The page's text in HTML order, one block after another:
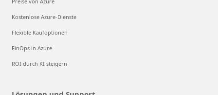
Kostenlose Azure-Dienste
Flexible Kaufoptionen
FinOps in Azure
ROI durch KI steigern